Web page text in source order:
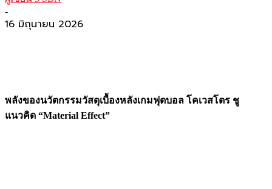
-
16 มิถุนายน 2026
พลังของนวัตกรรมวัสดุเบื้องหลังเกมฟุตบอล โคเวสโตร ชู
แนวคิด “Material Effect”